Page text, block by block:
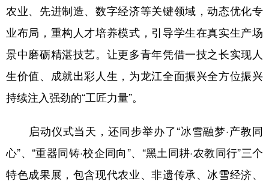
农业、先进制造、数字经济等关键领域，动态优化专
业布局，重构人才培养模式，引导学生在真实生产场
景中磨砺精湛技艺。让更多青年凭借一技之长实现人
生价值、成就出彩人生，为龙江全面振兴全方位振兴
持续注入强劲的“工匠力量”。
启动仪式当天，还同步举办了“冰雪融梦·产教同
心”、“重器同铸·校企同向”、“黑土同耕·农教同行”三个
特色成果展，包含现代农业、非遗传承、冰雪经济、